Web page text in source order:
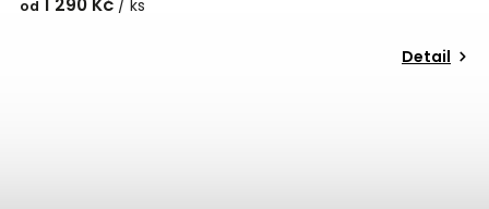
od / ks
Detail